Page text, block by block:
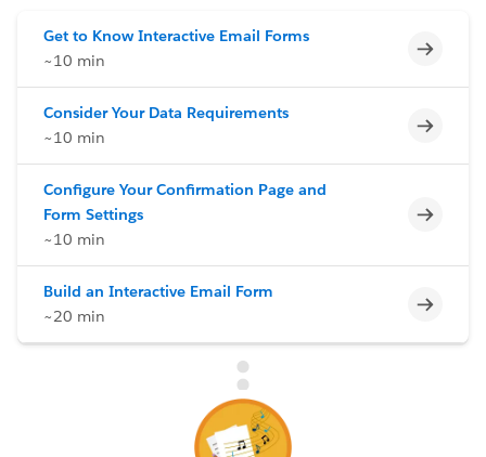
Get to Know Interactive Email Forms
~10 min
Consider Your Data Requirements
~10 min
Configure Your Confirmation Page and
Form Settings
~10 min
Build an Interactive Email Form
~20 min